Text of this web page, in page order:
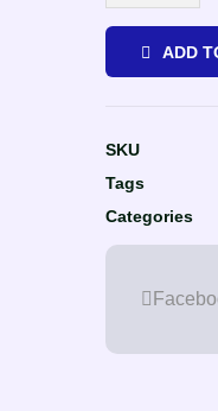
ADD
SKU
Tags
Categories